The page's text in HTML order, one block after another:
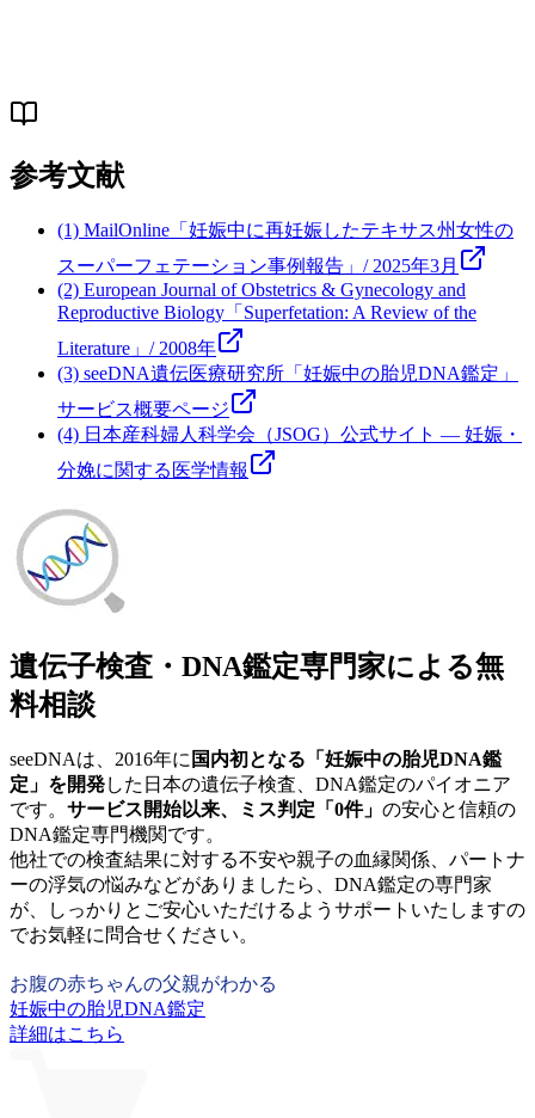
参考文献
(1) MailOnline「妊娠中に再妊娠したテキサス州女性の
スーパーフェテーション事例報告」/ 2025年3月
(2) European Journal of Obstetrics & Gynecology and
Reproductive Biology「Superfetation: A Review of the
Literature」/ 2008年
(3) seeDNA遺伝医療研究所「妊娠中の胎児DNA鑑定」
サービス概要ページ
(4) 日本産科婦人科学会（JSOG）公式サイト ― 妊娠・
分娩に関する医学情報
遺伝子検査・DNA鑑定専門家による無
料相談
seeDNAは、2016年に 国内初となる「妊娠中の胎児DNA鑑
定」を開発した日本の遺伝子検査、DNA鑑定のパイオニア
です。 サービス開始以来、ミス判定「0件」 の安心と信頼の
DNA鑑定専門機関です。
他社での検査結果に対する不安や親子の血縁関係、パートナ
ーの浮気の悩みなどがありましたら、DNA鑑定の専門家
が、しっかりとご安心いただけるようサポートいたしますの
でお気軽に問合せください。
お腹の赤ちゃんの父親がわかる
妊娠中の胎児DNA鑑定
詳細はこちら